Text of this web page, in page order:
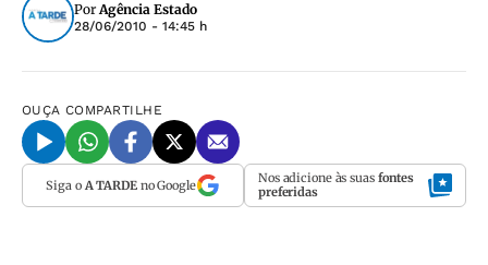
PorAgência Estado
28/06/2010 - 14:45 h
OUÇA COMPARTILHE
Siga o A TARDEno Google Nos adicione às suas fontes
preferidas